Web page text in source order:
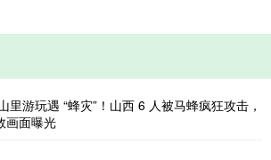
里游玩遇 “蜂灾”！山西 6 人被马蜂疯狂攻击，
画面曝光